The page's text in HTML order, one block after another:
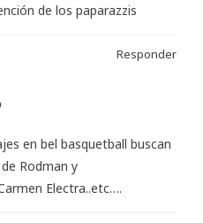
de los paparazzis
Responder
en bel basquetball buscan
Rodman y
Electra..etc….